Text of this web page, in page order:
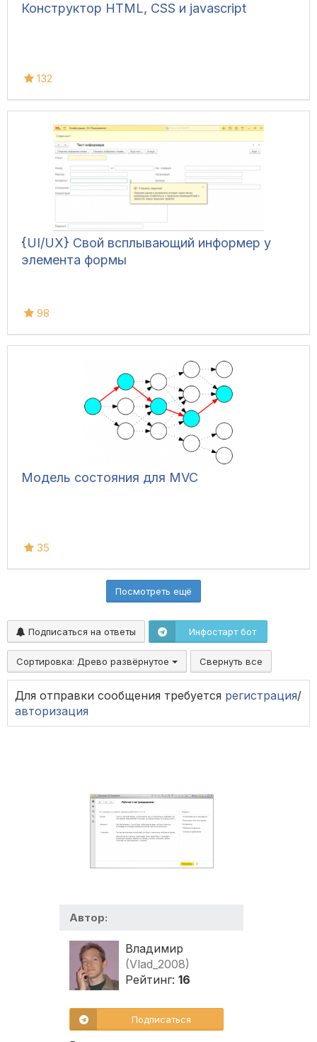
Конструктор HTML, CSS и javascript
132
{UI/UX} Свой всплывающий информер у
элемента формы
98
Модель состояния для MVC
35
Посмотреть ещё
Подписаться на ответы Инфостарт бот
Сортировка: Древо развёрнутое Свернуть все
Для отправки сообщения требуется регистрация/
авторизация
Автор:
Владимир
(Vlad_2008)
Рейтинг: 16
Подписаться